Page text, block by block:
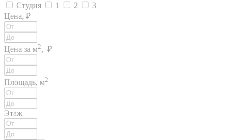
Студия
1 2
3
Цена, ₽
Цена за м2, ₽
Площадь, м2
Этаж